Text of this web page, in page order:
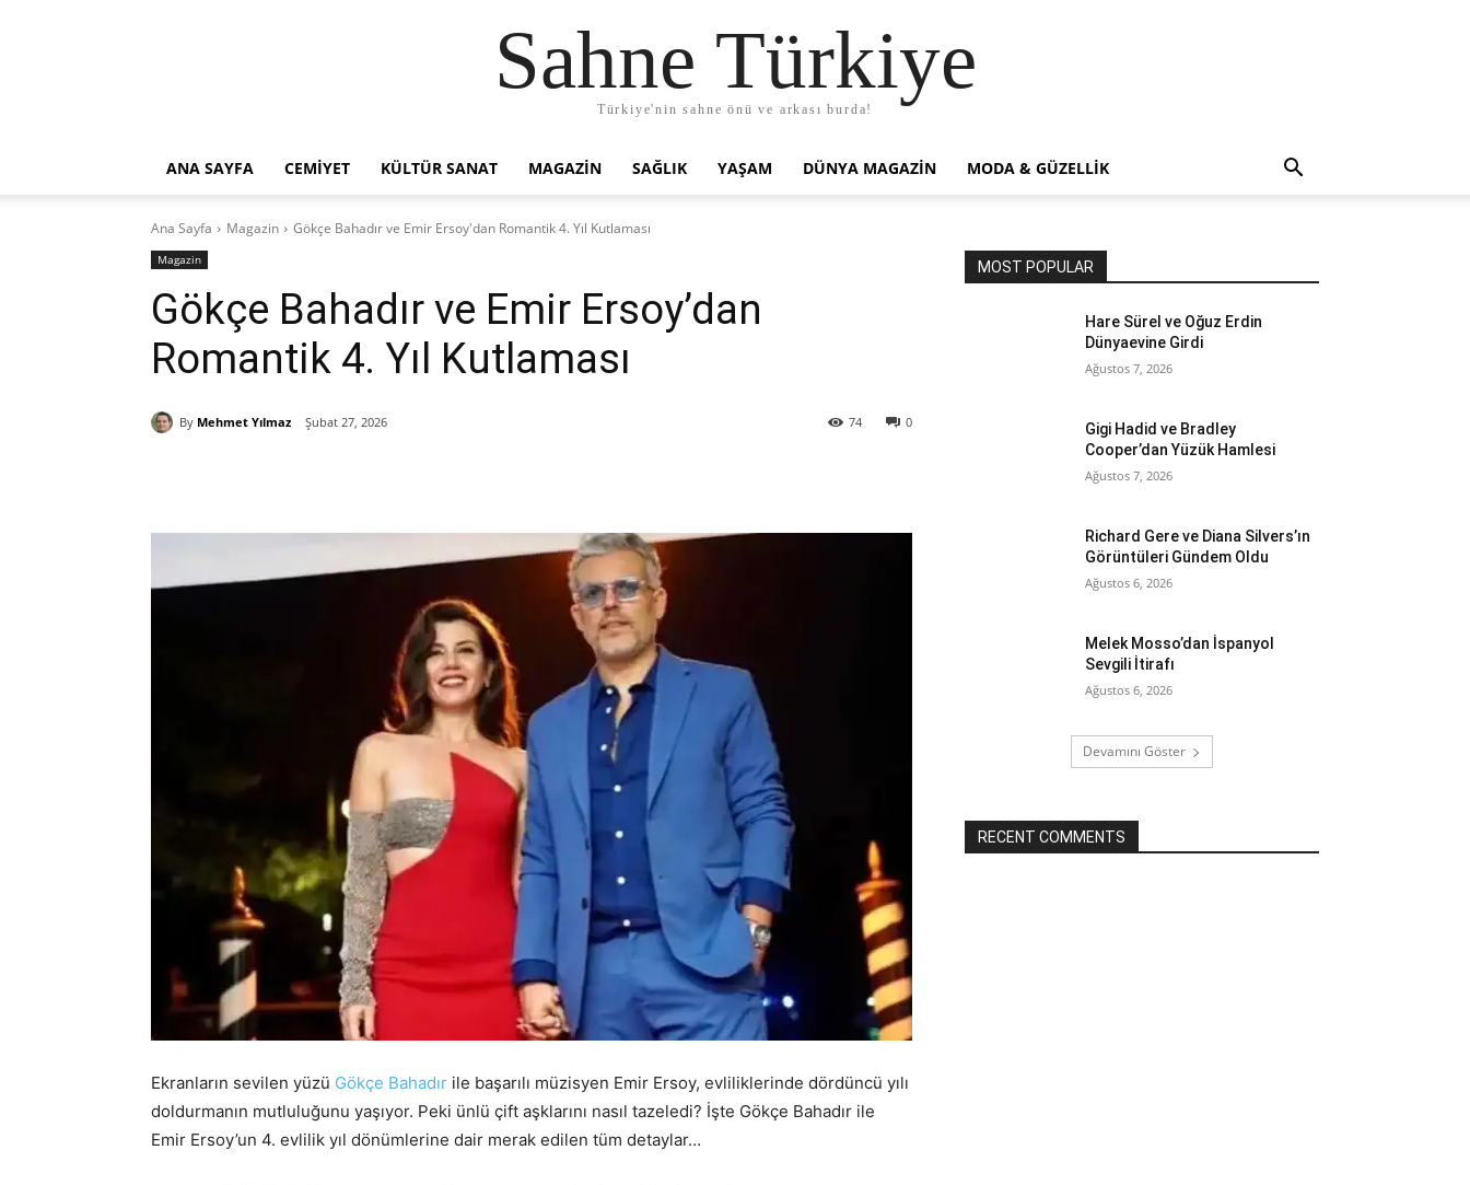
Sahne Türkiye
Türkiye'nin sahne önü ve arkası burda!
ANA SAYFA CEMİYET KÜLTÜR SANAT MAGAZIN SAĞLIK YAŞAM DÜNYA MAGAZİN MODA & GÜZELLİK
Ana Sayfa Magazin Gökçe Bahadır ve Emir Ersoy'dan Romantik 4. Yıl Kutlaması
Magazin
Gökçe Bahadır ve Emir Ersoy’dan
Romantik 4. Yıl Kutlaması
By Mehmet Yılmaz Şubat 27, 2026 0
74
Ekranların sevilen yüzü Gökçe Bahadır ile başarılı müzisyen Emir Ersoy, evliliklerinde dördüncü yılı
doldurmanın mutluluğunu yaşıyor. Peki ünlü çift aşklarını nasıl tazeledi? İşte Gökçe Bahadır ile
Emir Ersoy’un 4. evlilik yıl dönümlerine dair merak edilen tüm detaylar…
MOST POPULAR
Hare Sürel ve Oğuz Erdin
Dünyaevine Girdi
Ağustos 7, 2026
Gigi Hadid ve Bradley
Cooper’dan Yüzük Hamlesi
Ağustos 7, 2026
Richard Gere ve Diana Silvers’ın
Görüntüleri Gündem Oldu
Ağustos 6, 2026
Melek Mosso’dan İspanyol
Sevgili İtirafı
Ağustos 6, 2026
Devamını Göster
RECENT COMMENTS